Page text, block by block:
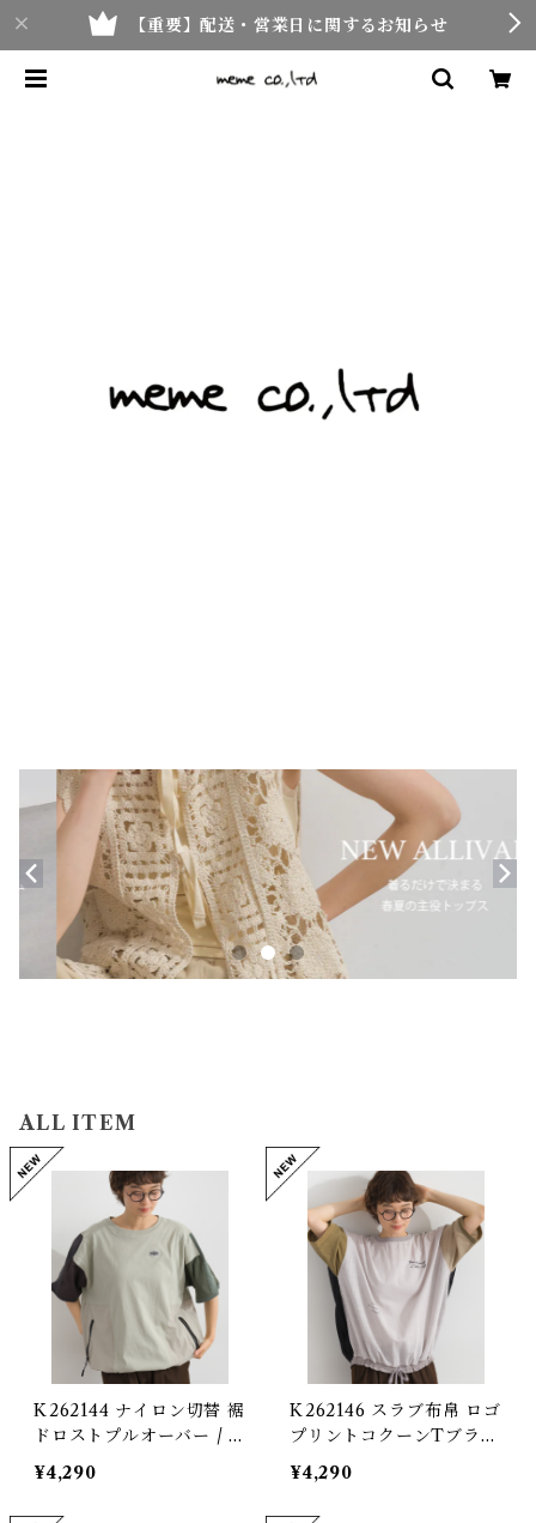
【重要】配送・営業日に関するお知らせ
ALL ITEM
K262144 ナイロン切替 裾
ドロストプルオーバー / N
ylon-Panel Drawstring-
Hem Pullover
¥4,290
K262146 スラブ布帛 ロゴ
プリントコクーンTブラウ
ス / Slub Cotton Cocoo
n-Silhouette Graphic B
louse
¥4,290